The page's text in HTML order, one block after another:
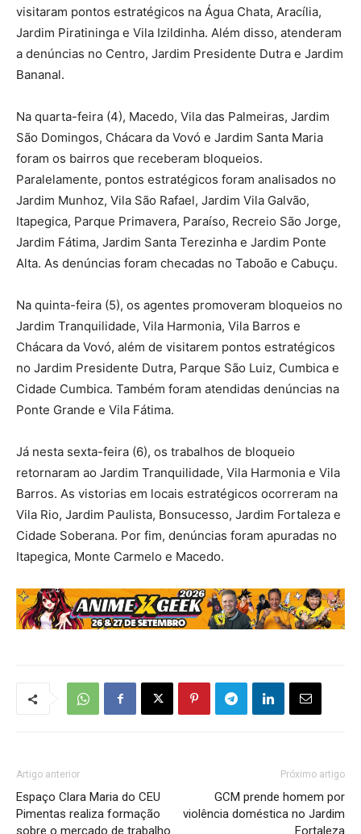
visitaram pontos estratégicos na Água Chata, Aracília,
Jardim Piratininga e Vila Izildinha. Além disso, atenderam
a denúncias no Centro, Jardim Presidente Dutra e Jardim
Bananal.
Na quarta-feira (4), Macedo, Vila das Palmeiras, Jardim
São Domingos, Chácara da Vovó e Jardim Santa Maria
foram os bairros que receberam bloqueios.
Paralelamente, pontos estratégicos foram analisados no
Jardim Munhoz, Vila São Rafael, Jardim Vila Galvão,
Itapegica, Parque Primavera, Paraíso, Recreio São Jorge,
Jardim Fátima, Jardim Santa Terezinha e Jardim Ponte
Alta. As denúncias foram checadas no Taboão e Cabuçu.
Na quinta-feira (5), os agentes promoveram bloqueios no
Jardim Tranquilidade, Vila Harmonia, Vila Barros e
Chácara da Vovó, além de visitarem pontos estratégicos
no Jardim Presidente Dutra, Parque São Luiz, Cumbica e
Cidade Cumbica. Também foram atendidas denúncias na
Ponte Grande e Vila Fátima.
Já nesta sexta-feira (6), os trabalhos de bloqueio
retornaram ao Jardim Tranquilidade, Vila Harmonia e Vila
Barros. As vistorias em locais estratégicos ocorreram na
Vila Rio, Jardim Paulista, Bonsucesso, Jardim Fortaleza e
Cidade Soberana. Por fim, denúncias foram apuradas no
Itapegica, Monte Carmelo e Macedo.
Artigo anterior
Espaço Clara Maria do CEU
Pimentas realiza formação
sobre o mercado de trabalho
Próximo artigo
GCM prende homem por
violência doméstica no Jardim
Fortaleza